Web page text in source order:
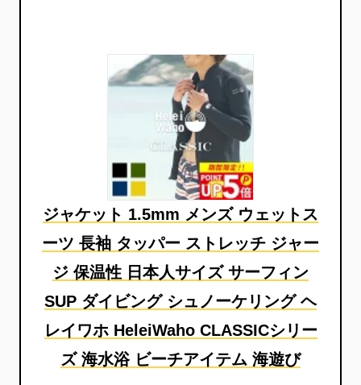
ジャケット 1.5mm メンズ ウェットス
ーツ 長袖 タッパー ストレッチ ジャー
ジ 保温性 日本人サイズ サーフィン
SUP ダイビング シュノーケリング ヘ
レイワホ HeleiWaho CLASSICシリー
ズ 海水浴 ビーチアイテム 海遊び